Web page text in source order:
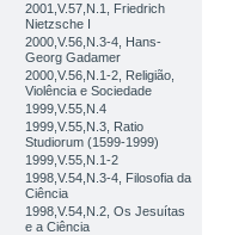
2001,V.57,N.1, Friedrich
Nietzsche I
2000,V.56,N.3-4, Hans-
Georg Gadamer
2000,V.56,N.1-2, Religião,
Violência e Sociedade
1999,V.55,N.4
1999,V.55,N.3, Ratio
Studiorum (1599-1999)
1999,V.55,N.1-2
1998,V.54,N.3-4, Filosofia da
Ciência
1998,V.54,N.2, Os Jesuítas
e a Ciência